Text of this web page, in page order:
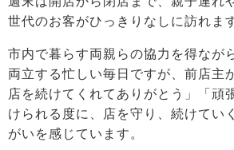
世代のお客がひっきりなしに訪れま
市内で暮らす両親らの協力を得なが
両立する忙しい毎日ですが、前店主
店を続けてくれてありがとう」「頑
けられる度に、店を守り、続けてい
がいを感じています。